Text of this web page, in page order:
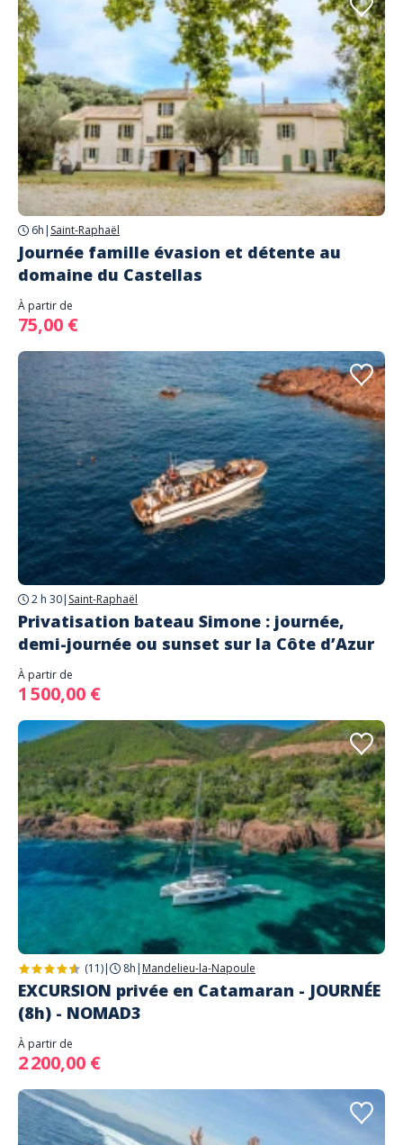
6h | Saint-Raphaël
Journée famille évasion et détente au
domaine du Castellas
À partir de
75,00 €
2 h 30| Saint-Raphaël
Privatisation bateau Simone : journée,
demi-journée ou sunset sur la Côte d’Azur
À partir de
1 500,00 €
(11)| 8h | Mandelieu-la-Napoule
EXCURSION privée en Catamaran - JOURNÉE
(8h) - NOMAD3
À partir de
2 200,00 €